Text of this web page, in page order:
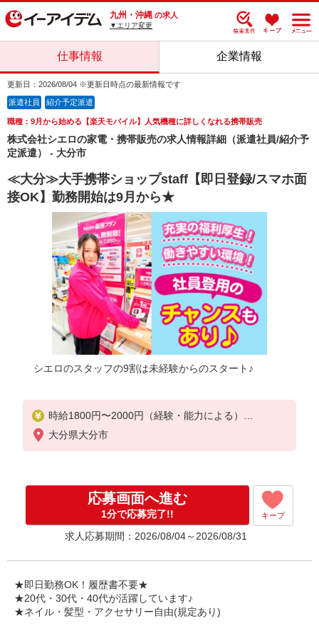
九州・沖縄 の求人
▼エリア変更
仕事情報 企業情報
更新日：2026/08/04 ※更新日時点の最新情報です
派遣社員 紹介予定派遣
職種：9月から始める【楽天モバイル】人気機種に詳しくなれる携帯販売
株式会社シエロの家電・携帯販売の求人情報詳細（派遣社員/紹介予
定派遣） - 大分市
≪大分≫大手携帯ショップstaff【即日登録/スマホ面
接OK】勤務開始は9月から★
シエロのスタッフの9割は未経験からのスタート♪
時給1800円〜2000円（経験・能力による）
※残業代支給
★交通費別途支給（規定あり）
入社祝い金10万円支給(規定有)
お友達を紹介頂くと,
インセンティブ支給(規定有)
゜・。○。・゜+゜・。○。・゜+゜
大分県大分市
応募画面へ進む
1分で応募完了!! キープ
求人応募期間：2026/08/04～2026/08/31
★即日勤務OK！履歴書不要★
★20代・30代・40代が活躍しています♪
★ネイル・髪型・アクセサリー自由(規定あり)